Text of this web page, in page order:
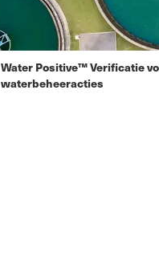
Water Positive™ Verificatie
waterbeheeracties